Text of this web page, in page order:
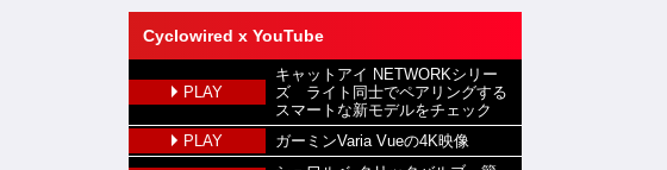
Cyclowired x YouTube
PLAY
キャットアイ NETWORKシリー
ズ ライト同士でペアリングする
スマートな新モデルをチェック
PLAY
ガーミンVaria Vueの4K映像